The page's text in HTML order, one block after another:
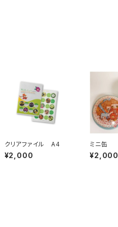
クリアファイル A4
¥2,000
ミニ缶
¥2,000